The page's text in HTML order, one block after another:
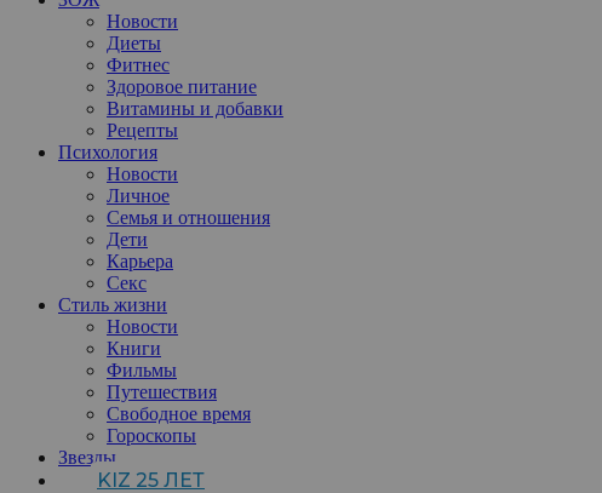
Новости
Диеты
Фитнес
Здоровое питание
Витамины и добавки
Рецепты
Психология
Новости
Личное
Семья и отношения
Дети
Карьера
Секс
Стиль жизни
Новости
Книги
Фильмы
Путешествия
Свободное время
Гороскопы
Звезды
KIZ 25 ЛЕТ